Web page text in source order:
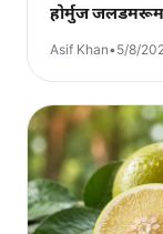
होर्मुज
Asif Khan•5/8/